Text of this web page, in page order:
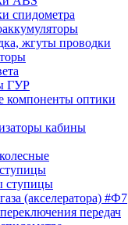
спидометра
жгуты проводки
ГУР
компоненты оптики
кабины
(акселератора) #Ф7
передач